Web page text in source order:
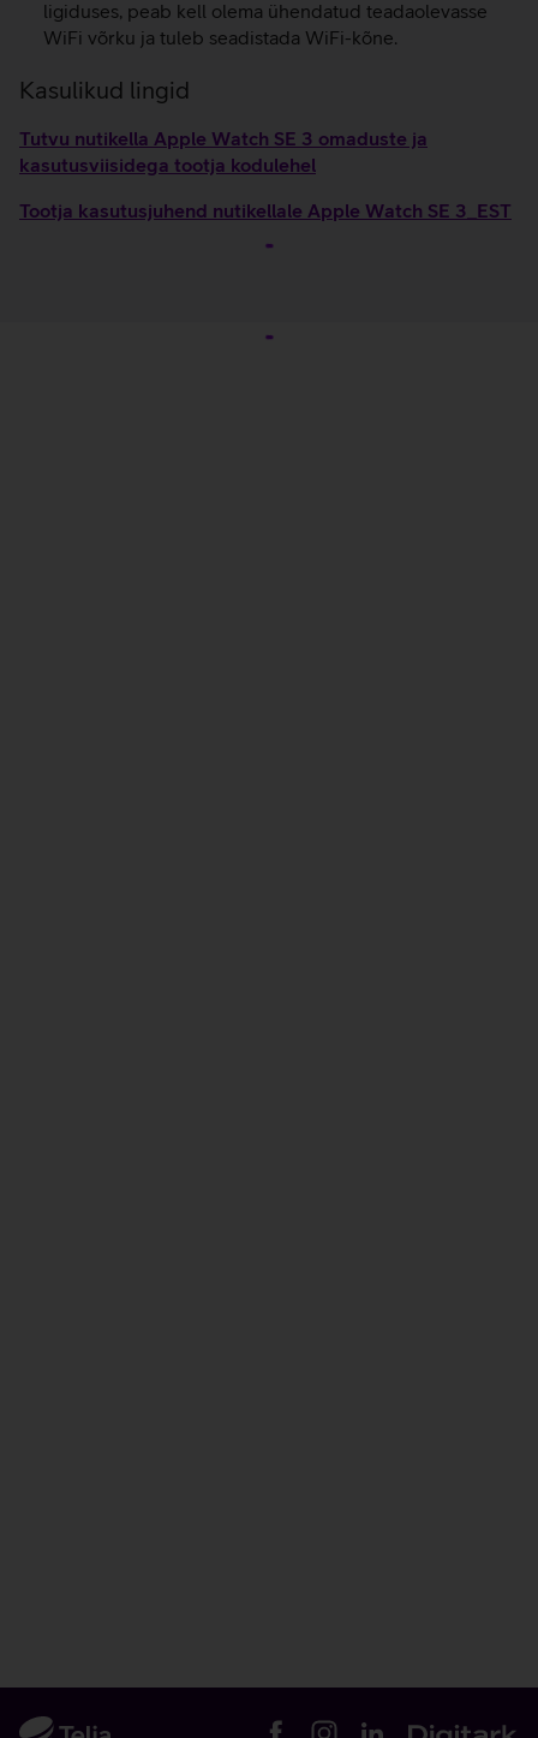
ligiduses, peab kell olema ühendatud teadaolevasse
WiFi võrku ja tuleb seadistada WiFi-kõne.
Kasulikud lingid
Tutvu nutikella Apple Watch SE 3 omaduste ja
kasutusviisidega tootja kodulehel
Tootja kasutusjuhend nutikellale Apple Watch SE 3_EST